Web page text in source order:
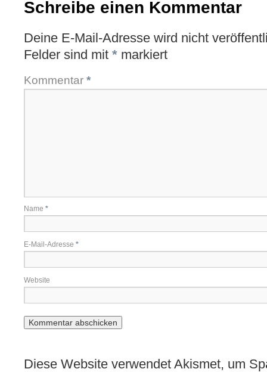
Schreibe einen Kommentar
Deine E-Mail-Adresse wird nicht
Felder sind mit * markiert
Kommentar *
Name *
E-Mail-Adresse *
Website
Diese Website verwendet Akismet, um